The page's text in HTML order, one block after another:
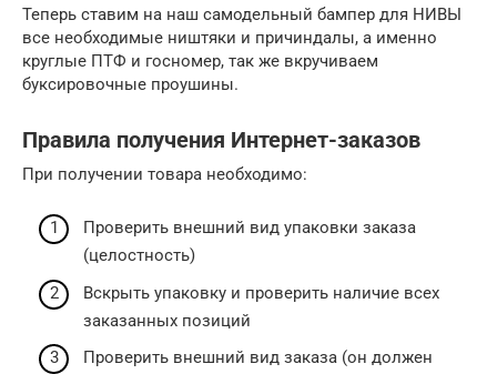
Теперь ставим на наш самодельный бампер для НИВЫ
все необходимые ништяки и причиндалы, а именно
круглые ПТФ и госномер, так же вкручиваем
буксировочные проушины.
Правила получения Интернет-заказов
При получении товара необходимо:
Проверить внешний вид упаковки заказа
(целостность)
Вскрыть упаковку и проверить наличие всех
заказанных позиций
Проверить внешний вид заказа (он должен